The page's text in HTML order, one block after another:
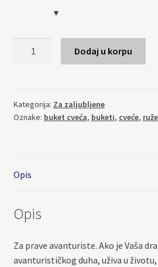
Dodaj u korpu
Kategorija: Za zaljubljene
Oznake: buket cveća, buketi, cveće, ruže
Opis
Opis
Za prave avanturiste. Ako je Vaša
avanturističkog duha, uživa u